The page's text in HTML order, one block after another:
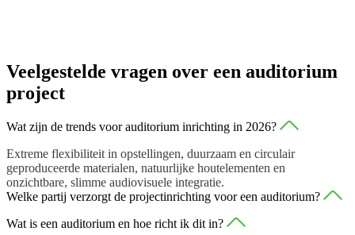
Veelgestelde vragen over een auditorium
project
Wat zijn de trends voor auditorium inrichting in 2026?
Extreme flexibiliteit in opstellingen, duurzaam en circulair
geproduceerde materialen, natuurlijke houtelementen en
onzichtbare, slimme audiovisuele integratie.
Welke partij verzorgt de projectinrichting voor een auditorium?
TOC is je vertrouwde en ervaren partner voor nationaal
Wat is een auditorium en hoe richt ik dit in?